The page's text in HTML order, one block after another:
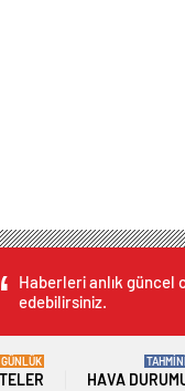
Haberleri anlık
edebilirsiniz.
GÜNLÜK
HAVA
TAHMİNİ